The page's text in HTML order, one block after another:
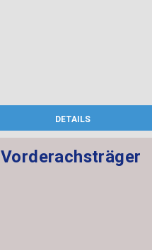
DETAILS
Vorderachsträger